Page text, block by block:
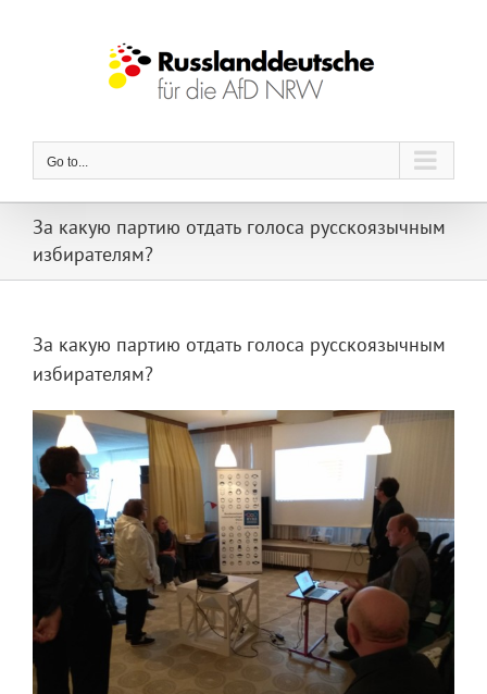
Go to...
За какую партию отдать голоса русскоязычным
избирателям?
За какую партию отдать голоса русскоязычным
избирателям?